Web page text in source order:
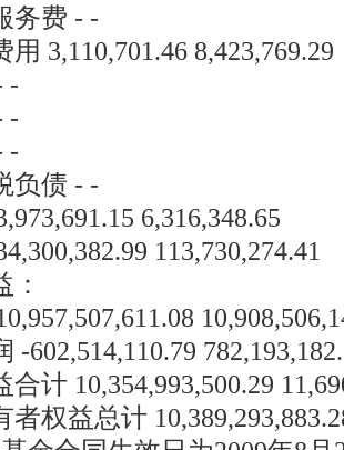
务费 - -
3,110,701.46 8,423,769.29
-
-
-
负债 - -
6,316,348.65
113,730,274.41
：
-602,514,110.79
计 10,354,993,500.29
权益总计